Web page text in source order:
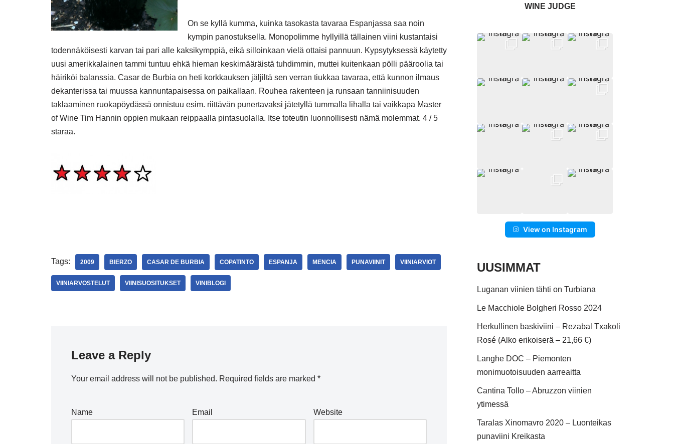
On se kyllä kumma, kuinka tasokasta tavaraa Espanjassa saa noin
kympin panostuksella. Monopolimme hyllyillä tällainen viini kustantaisi
todennäköisesti karvan tai pari alle kaksikymppiä, eikä silloinkaan vielä ottaisi pannuun. Kypsytyksessä käytetty
uusi amerikkalainen tammi tuntuu ehkä hieman keskimääräistä tuhdimmin, muttei kuitenkaan pölli pääroolia tai
häiriköi balanssia. Casar de Burbia on heti korkkauksen jäljiltä sen verran tiukkaa tavaraa, että kunnon ilmaus
dekanterissa tai muussa kannuntapaisessa on paikallaan. Rouhea rakenteen ja runsaan tanniinisuuden
taklaaminen ruokapöydässä onnistuu esim. riittävän punertavaksi jätetyllä tummalla lihalla tai vaikkapa Master
of Wine Tim Hannin oppien mukaan reippaalla pintasuolalla. Itse toteutin luonnollisesti nämä molemmat. 4 / 5
staraa.
Tags: 2009 BIERZO CASAR DE BURBIA COPATINTO ESPANJA MENCIA PUNAVIINIT VIINIARVIOT
VIINIARVOSTELUT VIINISUOSITUKSET VINIBLOGI
Leave a Reply
Your email address will not be published. Required fields are marked *
Name Email Website
WINE JUDGE
View on Instagram
UUSIMMAT
Luganan viinien tähti on Turbiana
Le Macchiole Bolgheri Rosso 2024
Herkullinen baskiviini – Rezabal Txakoli
Rosé (Alko erikoiserä – 21,66 €)
Langhe DOC – Piemonten
monimuotoisuuden aarreaitta
Cantina Tollo – Abruzzon viinien
ytimessä
Taralas Xinomavro 2020 – Luonteikas
punaviini Kreikasta